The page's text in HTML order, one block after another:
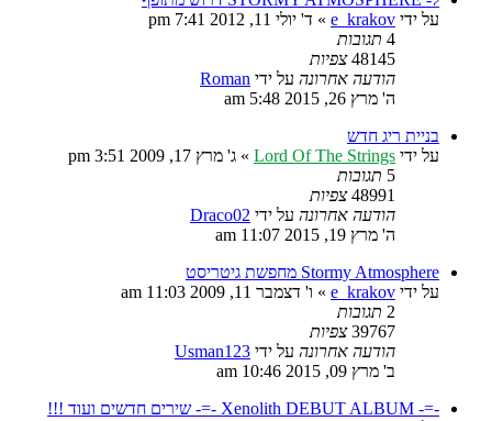
על ידי e_krakov
» ד' יולי 11, 2012 7:41 pm
4 תגובות
48145 צפיות
הודעה אחרונה על ידי Roman
ה' מרץ 26, 2015 5:48 am
בניית ריג חדש
על ידי Lord Of The Strings
» ג' מרץ 17, 2009 3:51 pm
5 תגובות
48991 צפיות
הודעה אחרונה על ידי Draco02
ה' מרץ 19, 2015 11:07 am
Stormy Atmosphere מחפשת גיטריסט
על ידי e_krakov
» ו' דצמבר 11, 2009 11:03 am
2 תגובות
39767 צפיות
הודעה אחרונה על ידי Usman123
ב' מרץ 09, 2015 10:46 am
-=- Xenolith DEBUT ALBUM -=- שירים חדשים ועוד !!!